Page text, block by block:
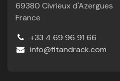
69380 Civrieux d'Azergues
France
+33 4 69 96 91 66
info@fitandrack.com